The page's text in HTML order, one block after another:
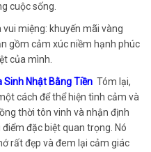
cuộc sống.
miệng: khuyến mãi vàng
gồm cảm xúc niềm hạnh phúc
của mình.
Sinh Nhật Bằng Tiền Tóm lại,
cách để thể hiện tình cảm và
thời tôn vinh và nhận định
đặc biệt quan trọng. Nó
rất đẹp và đem lại cảm giác